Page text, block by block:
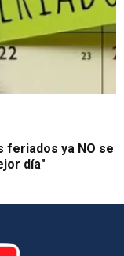
feriados ya NO se
día"